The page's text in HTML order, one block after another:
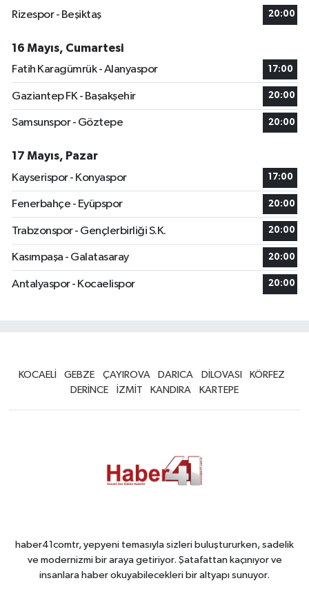
Rizespor - Beşiktaş
20:00
16 Mayıs, Cumartesi
Fatih Karagümrük - Alanyaspor
17:00
Gaziantep FK - Başakşehir 20:00
Samsunspor - Göztepe 20:00
17 Mayıs, Pazar
Kayserispor - Konyaspor
17:00
Fenerbahçe - Eyüpspor 20:00
Trabzonspor - Gençlerbirliği S.K. 20:00
Kasımpaşa - Galatasaray 20:00
Antalyaspor - Kocaelispor 20:00
KOCAELİ GEBZE ÇAYIROVA DARICA DİLOVASI
KÖRFEZ
DERİNCE
İZMİT KANDIRA KARTEPE
haber41comtr, yepyeni temasıyla sizleri buluştururken, sadelik
ve modernizmi bir araya getiriyor. Şatafattan kaçınıyor ve
insanlara haber okuyabilecekleri bir altyapı sunuyor.